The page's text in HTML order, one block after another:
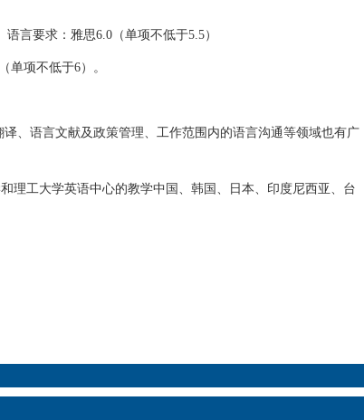
言要求：雅思6.0（单项不低于5.5）
项不低于6）。
、语言文献及政策管理、工作范围内的语言沟通等领域也有广
工大学英语中心的教学中国、韩国、日本、印度尼西亚、台